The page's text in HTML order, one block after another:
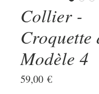
Collier -
Croquette
Modèle 4
59,00 €Prix